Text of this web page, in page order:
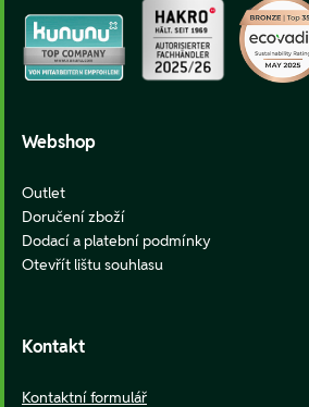
Webshop
Outlet
Doručení zboží
Dodací a platební podmínky
Otevřít lištu souhlasu
Kontakt
Kontaktní formulář